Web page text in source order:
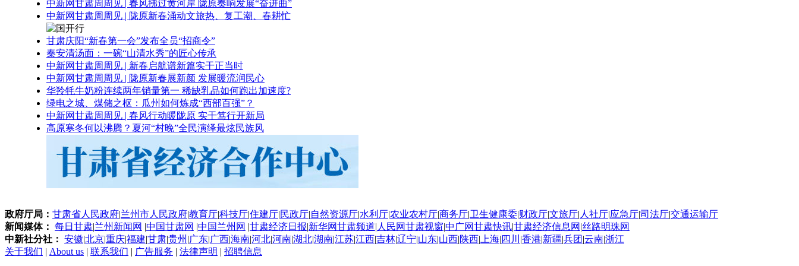
中新网甘肃周周见 | 春风拂过黄河岸 陇原奏响发展“奋进曲”
中新网甘肃周周见 | 陇原新春涌动文旅热、复工潮、春耕忙
甘肃庆阳“新春第一会”发布全员“招商令”
秦安清汤面：一碗“山清水秀”的匠心传承
中新网甘肃周周见 | 新春启航谱新篇实干正当时
中新网甘肃周周见 | 陇原新春展新颜 发展暖流润民心
华羚牦牛奶粉连续两年销量第一 稀缺乳品如何跑出加速度?
绿电之城、煤储之枢：瓜州如何炼成“西部百强”？
中新网甘肃周周见 | 春风行动暖陇原 实干笃行开新局
高原寒冬何以沸腾？夏河“村晚”全民演绎最炫民族风
政府厅局： 甘肃省人民政府|兰州市人民政府|教育厅|科技厅|住建厅|民政厅|自然资源厅|水利厅|农业农村厅|商务厅|卫生健康委|财政厅|文旅厅| 人社厅|应急厅|司法厅|交通运输厅
新闻媒体： 每日甘肃|兰州新闻网 |中国甘肃网 |中国兰州网 |甘肃经济日报|新华网甘肃频道| 人民网甘肃视窗|中广网甘肃快讯|甘肃经济信息网 |丝路明珠网
中新社分社： 安徽|北京|重庆|福建|甘肃|贵州 |广东|广西|海南|河北|河南|湖北|湖南|江苏|江西|吉林|辽宁|山东|山西|陕西| 上海| 四川 |香港|新疆|兵团 |云南|浙江
关于我们 | About us | 联系我们 | 广告服务 | 法律声明 | 招聘信息